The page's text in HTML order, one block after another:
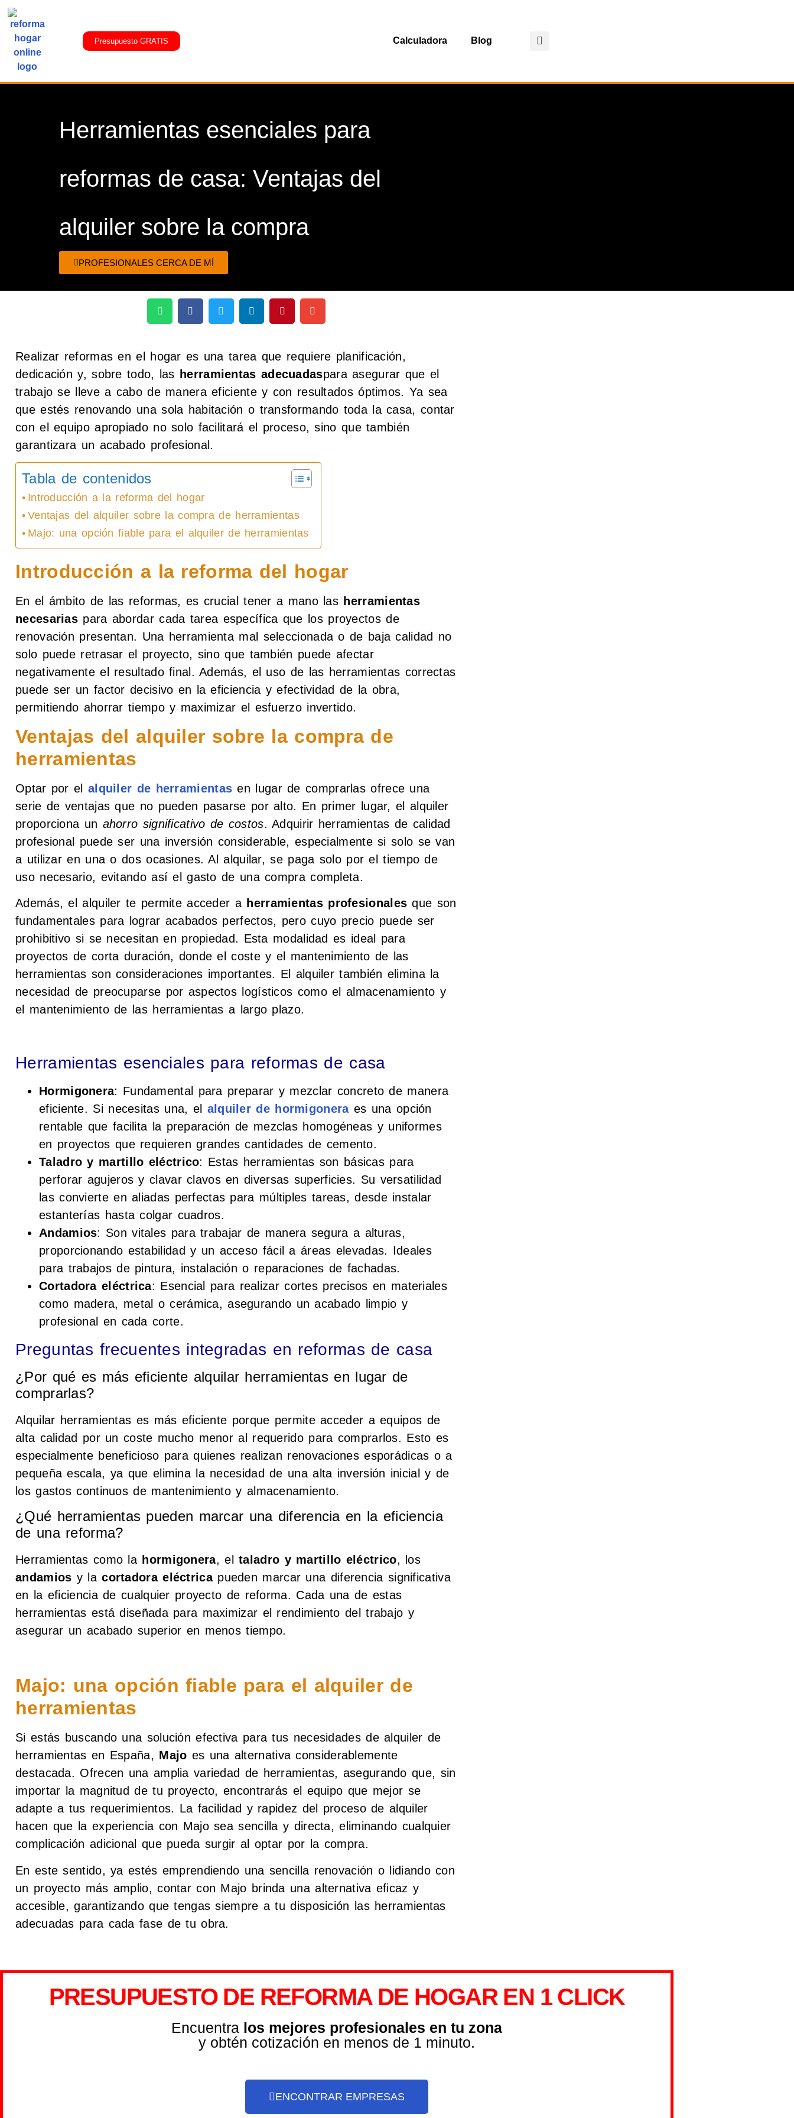
Presupuesto GRATIS Calculadora Blog
Herramientas esenciales para
reformas de casa: Ventajas del
alquiler sobre la compra
PROFESIONALES CERCA DE MÍ
Realizar reformas en el hogar es una tarea que requiere planificación,
dedicación y, sobre todo, las herramientas adecuadaspara asegurar que el
trabajo se lleve a cabo de manera eficiente y con resultados óptimos. Ya sea
que estés renovando una sola habitación o transformando toda la casa, contar
con el equipo apropiado no solo facilitará el proceso, sino que también
garantizara un acabado profesional.
Tabla de contenidos
Introducción a la reforma del hogar
Ventajas del alquiler sobre la compra de herramientas
Majo: una opción fiable para el alquiler de herramientas
Introducción a la reforma del hogar
En el ámbito de las reformas, es crucial tener a mano las herramientas
necesarias para abordar cada tarea específica que los proyectos de
renovación presentan. Una herramienta mal seleccionada o de baja calidad no
solo puede retrasar el proyecto, sino que también puede afectar
negativamente el resultado final. Además, el uso de las herramientas correctas
puede ser un factor decisivo en la eficiencia y efectividad de la obra,
permitiendo ahorrar tiempo y maximizar el esfuerzo invertido.
Ventajas del alquiler sobre la compra de
herramientas
Optar por el alquiler de herramientas en lugar de comprarlas ofrece una
serie de ventajas que no pueden pasarse por alto. En primer lugar, el alquiler
proporciona un ahorro significativo de costos. Adquirir herramientas de calidad
profesional puede ser una inversión considerable, especialmente si solo se van
a utilizar en una o dos ocasiones. Al alquilar, se paga solo por el tiempo de
uso necesario, evitando así el gasto de una compra completa.
Además, el alquiler te permite acceder a herramientas profesionales que son
fundamentales para lograr acabados perfectos, pero cuyo precio puede ser
prohibitivo si se necesitan en propiedad. Esta modalidad es ideal para
proyectos de corta duración, donde el coste y el mantenimiento de las
herramientas son consideraciones importantes. El alquiler también elimina la
necesidad de preocuparse por aspectos logísticos como el almacenamiento y
el mantenimiento de las herramientas a largo plazo.
Herramientas esenciales para reformas de casa
Hormigonera: Fundamental para preparar y mezclar concreto de manera
eficiente. Si necesitas una, el alquiler de hormigoneraes una opción
rentable que facilita la preparación de mezclas homogéneas y uniformes
en proyectos que requieren grandes cantidades de cemento.
Taladro y martillo eléctrico: Estas herramientas son básicas para
perforar agujeros y clavar clavos en diversas superficies. Su versatilidad
las convierte en aliadas perfectas para múltiples tareas, desde instalar
estanterías hasta colgar cuadros.
Andamios: Son vitales para trabajar de manera segura a alturas,
proporcionando estabilidad y un acceso fácil a áreas elevadas. Ideales
para trabajos de pintura, instalación o reparaciones de fachadas.
Cortadora eléctrica: Esencial para realizar cortes precisos en materiales
como madera, metal o cerámica, asegurando un acabado limpio y
profesional en cada corte.
Preguntas frecuentes integradas en reformas de casa
¿Por qué es más eficiente alquilar herramientas en lugar de
comprarlas?
Alquilar herramientas es más eficiente porque permite acceder a equipos de
alta calidad por un coste mucho menor al requerido para comprarlos. Esto es
especialmente beneficioso para quienes realizan renovaciones esporádicas o a
pequeña escala, ya que elimina la necesidad de una alta inversión inicial y de
los gastos continuos de mantenimiento y almacenamiento.
¿Qué herramientas pueden marcar una diferencia en la eficiencia
de una reforma?
Herramientas como la hormigonera, eltaladro y martillo eléctrico, los
andamios y lacortadora eléctricapueden marcar una diferencia significativa
en la eficiencia de cualquier proyecto de reforma. Cada una de estas
herramientas está diseñada para maximizar el rendimiento del trabajo y
asegurar un acabado superior en menos tiempo.
Majo: una opción fiable para el alquiler de
herramientas
Si estás buscando una solución efectiva para tus necesidades de alquiler de
herramientas en España, Majo es una alternativa considerablemente
destacada. Ofrecen una amplia variedad de herramientas, asegurando que, sin
importar la magnitud de tu proyecto, encontrarás el equipo que mejor se
adapte a tus requerimientos. La facilidad y rapidez del proceso de alquiler
hacen que la experiencia con Majo sea sencilla y directa, eliminando cualquier
complicación adicional que pueda surgir al optar por la compra.
En este sentido, ya estés emprendiendo una sencilla renovación o lidiando con
un proyecto más amplio, contar con Majo brinda una alternativa eficaz y
accesible, garantizando que tengas siempre a tu disposición las herramientas
adecuadas para cada fase de tu obra.
PRESUPUESTO DE REFORMA DE HOGAR EN 1 CLICK
Encuentra los mejores profesionales en tu zona
y obtén cotización en menos de 1 minuto.
ENCONTRAR EMPRESAS